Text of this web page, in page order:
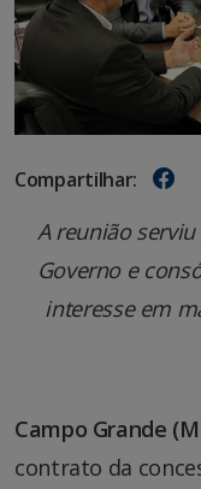
Compartilhar:
A reunião
Governo e
interesse em
Campo Grande
contrato da